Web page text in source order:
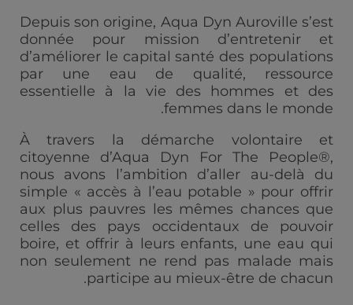
Depuis son origine, Aqua Dyn Auroville s’est
donnée pour mission d’entretenir et
d’améliorer le capital santé des populations
par une eau de qualité, ressource
essentielle à la vie des hommes et des
femmes dans le monde.
À travers la démarche volontaire et
citoyenne d’Aqua Dyn For The People®,
nous avons l’ambition d’aller au-delà du
simple « accès à l’eau potable » pour offrir
aux plus pauvres les mêmes chances que
celles des pays occidentaux de pouvoir
boire, et offrir à leurs enfants, une eau qui
non seulement ne rend pas malade mais
participe au mieux-être de chacun.